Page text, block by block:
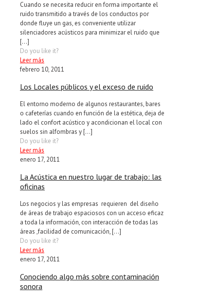
Cuando se necesita reducir en forma importante el
ruido transmitido a través de los conductos por
donde fluye un gas, es conveniente utilizar
silenciadores acústicos para minimizar el ruido que
[…]
Do you like it?
Leer más
febrero 10, 2011
Los Locales públicos y el exceso de ruido
El entorno moderno de algunos restaurantes, bares
o cafeterías cuando en función de la estética, deja de
lado el confort acústico y acondicionan el local con
suelos sin alfombras y[…]
Do you like it?
Leer más
enero 17, 2011
La Acústica en nuestro lugar de trabajo: las
oficinas
Los negocios y las empresas requieren del diseño
de áreas de trabajo espaciosos con un acceso eficaz
a toda la información, con interacción de todas las
áreas ,facilidad de comunicación,[…]
Do you like it?
Leer más
enero 17, 2011
Conociendo algo más sobre contaminación
sonora